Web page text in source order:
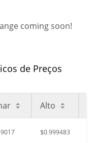
coming soon!
de Preços
Alto
$0.999483